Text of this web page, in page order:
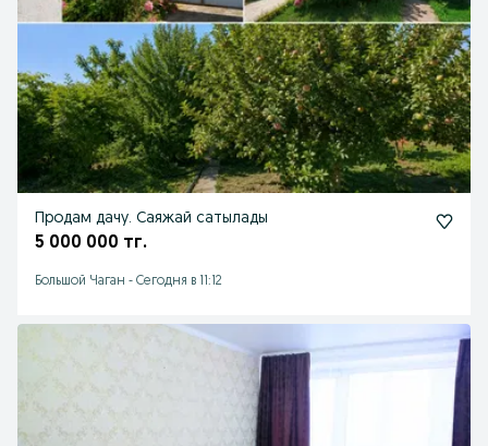
Продам дачу. Саяжай сатылады
5 000 000 тг.
Большой Чаган - Сегодня в 11:12